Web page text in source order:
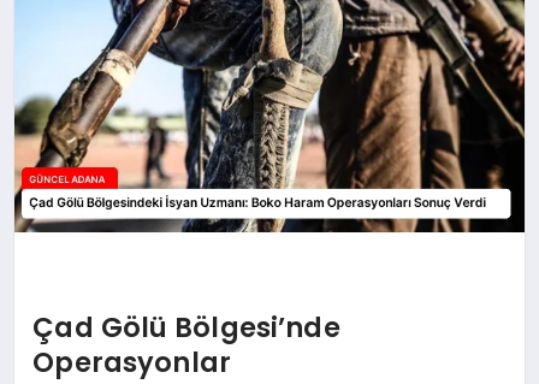
Çad Gölü Bölgesi’nde
Operasyonlar